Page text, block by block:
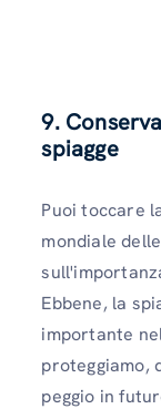
9.
spiagge
Puoi toccare
mondiale
Ebbene, la
importante
proteggiamo,
peggio in